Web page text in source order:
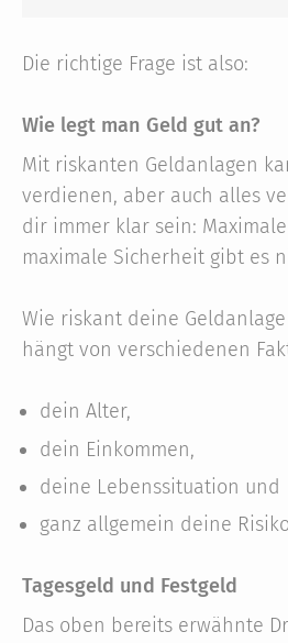
Die richtige Frage ist also:
Wie legt man Geld gut an?
Mit riskanten Geldanlagen
verdienen, aber auch alles
dir immer klar sein:
maximale Sicherheit gibt es
Wie riskant deine
hängt von verschiedenen
dein Alter,
dein Einkommen,
deine Lebenssituation und
ganz allgemein deine
Tagesgeld und Festgeld
Das oben bereits erwähnte